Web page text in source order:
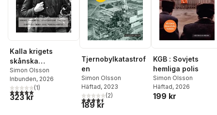
Kalla krigets
skånska
hemligheter
Simon Olsson
Inbunden, 2026
5,0utav 5 stjärnor. Totalt antal röster:
(1)
323 kr
Tjernobylkatastrof
en
Simon Olsson
Häftad, 2023
4,5utav 5 stjärnor. Totalt antal röster:
(2)
189 kr
KGB : Sovjets
hemliga polis
Simon Olsson
Häftad, 2026
199 kr